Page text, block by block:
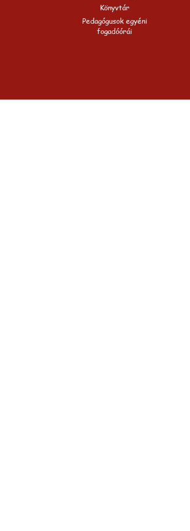
Könyvtár
Pedagógusok egyéni
fogadóórái